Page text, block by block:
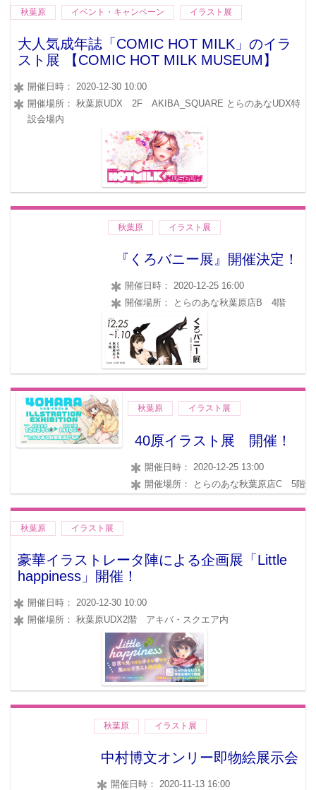
秋葉原 イベント・キャンペーン イラスト展
大人気成年誌「COMIC HOT MILK」のイラ
スト展 【COMIC HOT MILK MUSEUM】
開催日時： 2020-12-30 10:00
開催場所： 秋葉原UDX 2F AKIBA_SQUARE とらのあなUDX特
設会場内
秋葉原 イラスト展
『くろバニー展』開催決定！
開催日時： 2020-12-25 16:00
開催場所： とらのあな秋葉原店B 4階
秋葉原 イラスト展
40原イラスト展 開催！
開催日時： 2020-12-25 13:00
開催場所： とらのあな秋葉原店C 5階
秋葉原 イラスト展
豪華イラストレータ陣による企画展「Little
happiness」開催！
開催日時： 2020-12-30 10:00
開催場所： 秋葉原UDX2階 アキバ・スクエア内
秋葉原 イラスト展
中村博文オンリー即物絵展示会
開催日時： 2020-11-13 16:00